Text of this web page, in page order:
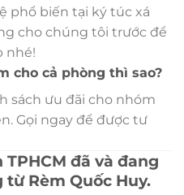
phổ biến tại ký túc xá
cho chúng tôi trước để
nhé!
cho cả phòng thì sao?
sách ưu đãi cho nhóm
Gọi ngay để được tư
đã và đang
Rèm Quốc Huy.